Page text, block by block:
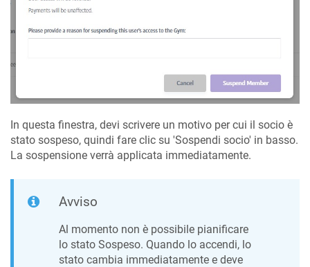
In questa finestra, devi scrivere un motivo per cui il socio è
stato sospeso, quindi fare clic su 'Sospendi socio' in basso.
La sospensione verrà applicata immediatamente.
Avviso
Al momento non è possibile pianificare
lo stato Sospeso. Quando lo accendi, lo
stato cambia immediatamente e deve